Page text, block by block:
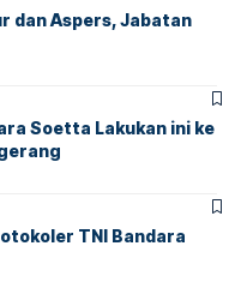
dan Aspers, Jabatan
Soetta Lakukan ini ke
TNI Bandara